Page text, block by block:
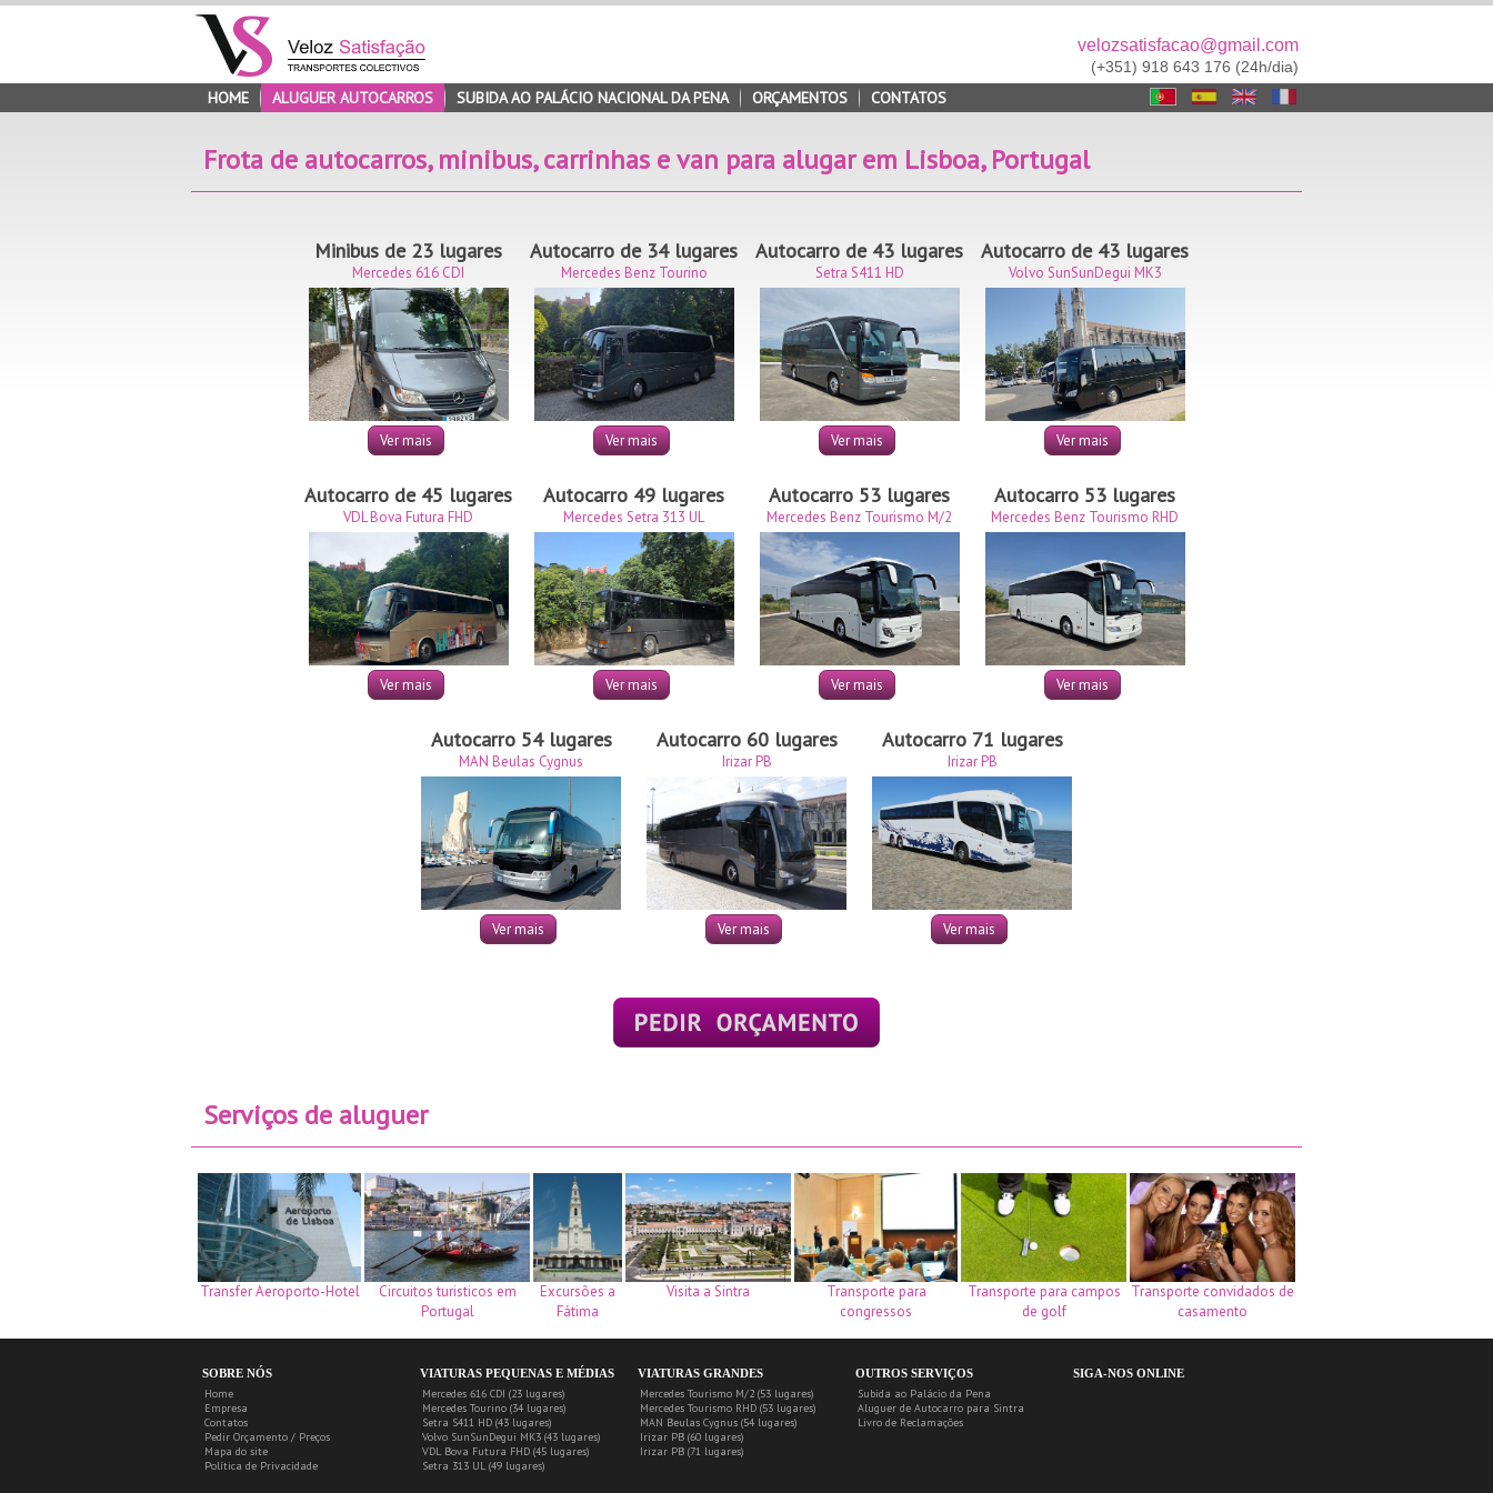
velozsatisfacao@gmail.com
(+351) 918 643 176 (24h/dia)
HOME ALUGUER AUTOCARROS SUBIDA AO PALÁCIO NACIONAL DA PENA ORÇAMENTOS CONTATOS
Frota de autocarros, minibus, carrinhas e van para alugar em Lisboa, Portugal
Minibus de 23 lugares
Mercedes 616 CDI
Ver mais
Autocarro de 34 lugares
Mercedes Benz Tourino
Ver mais
Autocarro de 43 lugares
Setra S411 HD
Ver mais
Autocarro de 43 lugares
Volvo SunSunDegui MK3
Ver mais
Autocarro de 45 lugares
VDL Bova Futura FHD
Ver mais
Autocarro 49 lugares
Mercedes Setra 313 UL
Ver mais
Autocarro 53 lugares
Mercedes Benz Tourismo M/2
Ver mais
Autocarro 53 lugares
Mercedes Benz Tourismo RHD
Ver mais
Autocarro 54 lugares
MAN Beulas Cygnus
Ver mais
Autocarro 60 lugares
Irizar PB
Ver mais
Autocarro 71 lugares
Irizar PB
Ver mais
Serviços de aluguer
Transfer Aeroporto-Hotel
Circuitos turisticos em
Portugal
Excursões a
Fátima
Visita a Sintra
Transporte para
congressos
Transporte para campos
de golf
Transporte convidados de
casamento
SOBRE NÓS
Home
Empresa
Contatos
Pedir Orçamento / Preços
Mapa do site
Política de Privacidade
VIATURAS PEQUENAS E MÉDIAS
Mercedes 616 CDI (23 lugares)
Mercedes Tourino (34 lugares)
Setra S411 HD (43 lugares)
Volvo SunSunDegui MK3 (43 lugares)
VDL Bova Futura FHD (45 lugares)
Setra 313 UL (49 lugares)
VIATURAS GRANDES
Mercedes Tourismo M/2 (53 lugares)
Mercedes Tourismo RHD (53 lugares)
MAN Beulas Cygnus (54 lugares)
Irizar PB (60 lugares)
Irizar PB (71 lugares)
OUTROS SERVIÇOS
Subida ao Palácio da Pena
Aluguer de Autocarro para Sintra
Livro de Reclamações
SIGA-NOS ONLINE